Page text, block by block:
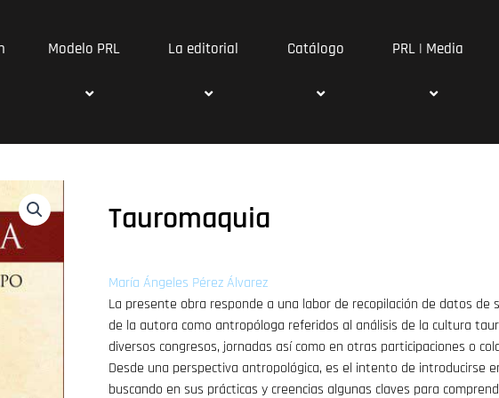
Modelo PRL La editorial Catálogo PRL | Media
Tauromaquia
María Ángeles Pérez Álvarez
La presente obra responde a una labor de recopilación de datos de
de la autora como antropóloga referidos al análisis de la cultura
diversos congresos, jornadas así como en otras participaciones o
Desde una perspectiva antropológica, es el intento de introducirse
buscando en sus prácticas y creencias algunas claves para